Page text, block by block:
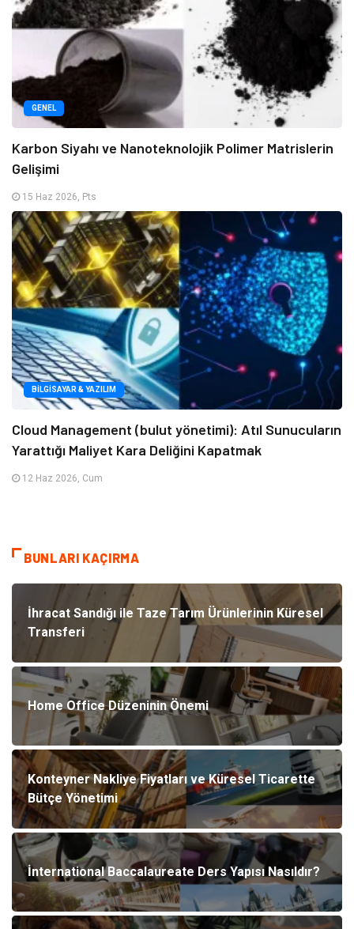
GENEL
Karbon Siyahı ve Nanoteknolojik Polimer Matrislerin
Gelişimi
15 Haz 2026, Pts
BILGISAYAR & YAZILIM
Cloud Management (bulut yönetimi): Atıl Sunucuların
Yarattığı Maliyet Kara Deliğini Kapatmak
12 Haz 2026, Cum
BUNLARI KAÇIRMA
İhracat Sandığı ile Taze Tarım Ürünlerinin Küresel
Transferi
Home Office Düzeninin Önemi
Konteyner Nakliye Fiyatları ve Küresel Ticarette
Bütçe Yönetimi
İnternational Baccalaureate Ders Yapısı Nasıldır?